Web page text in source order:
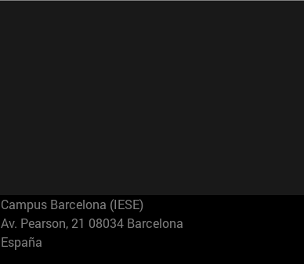
Campus Barcelona (IESE)
Av. Pearson, 21 08034 Barcelona
España